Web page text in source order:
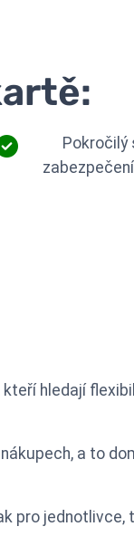
Pokročilý
kteří hledají
a to
pro jednotlivce,